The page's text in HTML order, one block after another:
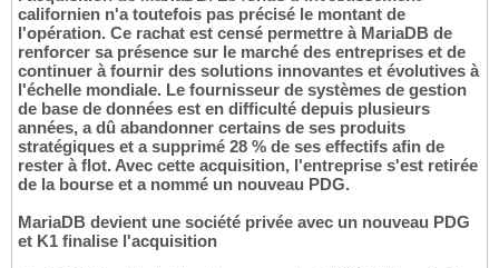
californien n'a toutefois pas précisé le montant de
l'opération. Ce rachat est censé permettre à MariaDB de
renforcer sa présence sur le marché des entreprises et de
continuer à fournir des solutions innovantes et évolutives à
l'échelle mondiale. Le fournisseur de systèmes de gestion
de base de données est en difficulté depuis plusieurs
années, a dû abandonner certains de ses produits
stratégiques et a supprimé 28 % de ses effectifs afin de
rester à flot. Avec cette acquisition, l'entreprise s'est retirée
de la bourse et a nommé un nouveau PDG.
MariaDB devient une société privée avec un nouveau PDG
et K1 finalise l'acquisition